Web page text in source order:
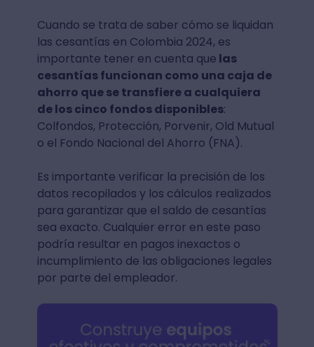
Cuando se trata de saber cómo se liquidan
las cesantías en Colombia 2024, es
importante tener en cuenta que las
cesantías funcionan como una caja de
ahorro que se transfiere a cualquiera
de los cinco fondos disponibles:
Colfondos, Protección, Porvenir, Old Mutual
o el Fondo Nacional del Ahorro (FNA).
Es importante verificar la precisión de los
datos recopilados y los cálculos realizados
para garantizar que el saldo de cesantías
sea exacto. Cualquier error en este paso
podría resultar en pagos inexactos o
incumplimiento de las obligaciones legales
por parte del empleador.